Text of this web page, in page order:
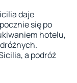
daje
się po
hotelu,
a podróż